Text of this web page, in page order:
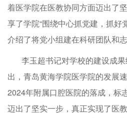
着医学院在医教协同方面迈出了
享了学院“围绕中心抓党建，抓好
介绍了将党小组建在科研团队和
李玉超书记对学校的建设成
出，青岛黄海学院医学院的发展
2024年附属口腔医院的落成，标
迈出了坚实一步，真正实现了医